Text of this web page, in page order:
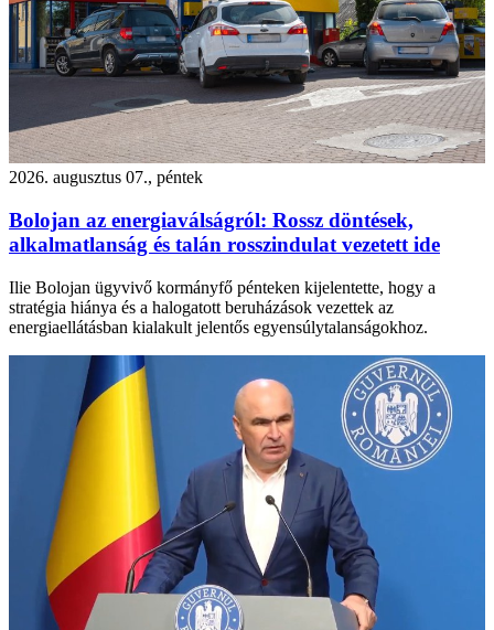
2026. augusztus 07., péntek
Bolojan az energiaválságról: Rossz döntések,
alkalmatlanság és talán rosszindulat vezetett ide
Ilie Bolojan ügyvivő kormányfő pénteken kijelentette, hogy a
stratégia hiánya és a halogatott beruházások vezettek az
energiaellátásban kialakult jelentős egyensúlytalanságokhoz.